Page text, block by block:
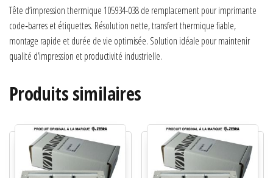
Tête d’impression thermique 105934-038 de remplacement pour imprimante
code‑barres et étiquettes. Résolution nette, transfert thermique fiable,
montage rapide et durée de vie optimisée. Solution idéale pour maintenir
qualité d’impression et productivité industrielle.
Produits similaires